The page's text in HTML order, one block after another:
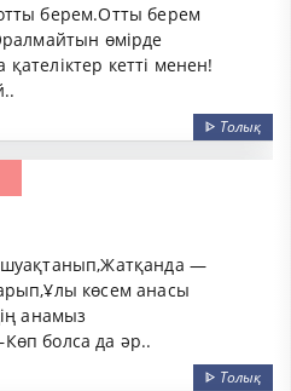
берем.Отты берем
өмірде
кетті менен!
ᐈ Толық
—
көсем анасы
анамыз
болса да әр..
ᐈ Толық